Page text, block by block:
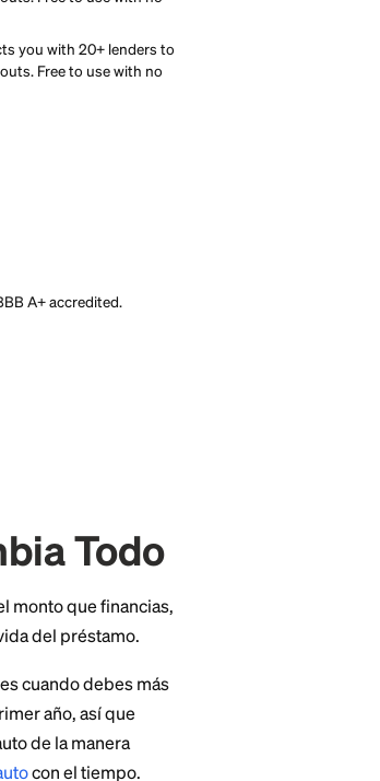
with fair or poor credit
and lease buyouts. Free to use with no
connects you with 20+ lenders to
and lease buyouts. Free to use with no
A+ rated.